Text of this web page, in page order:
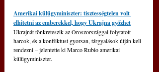
Amerikai külügyminiszter: tisztességtelen volt
elhitetni az emberekkel, hogy Ukrajna győzhet
Ukrajnát tönkreteszik az Oroszországgal folytatott
harcok, és a konfliktust gyorsan, tárgyalások útján kell
rendezni – jelentette ki Marco Rubio amerikai
külügyminiszter.